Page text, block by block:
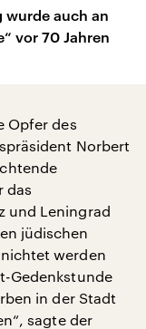
wurde auch an
vor 70 Jahren
Opfer des
Norbert
das
und Leningrad
jüdischen
werden
Gedenkstunde
in der Stadt
sagte der